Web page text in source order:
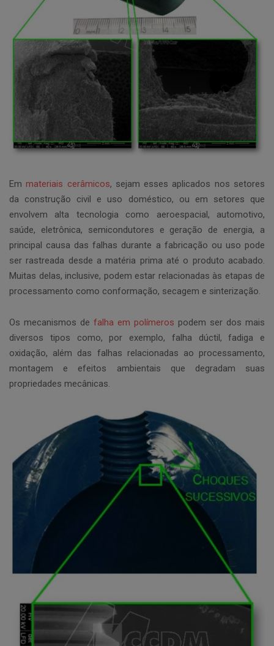
Em materiais cerâmicos, sejam esses aplicados nos setores
da construção civil e uso doméstico, ou em setores que
envolvem alta tecnologia como aeroespacial, automotivo,
saúde, eletrônica, semicondutores e geração de energia, a
principal causa das falhas durante a fabricação ou uso pode
ser rastreada desde a matéria prima até o produto acabado.
Muitas delas, inclusive, podem estar relacionadas às etapas de
processamento como conformação, secagem e sinterização.
Os mecanismos de falha em polímeros podem ser dos mais
diversos tipos como, por exemplo, falha dúctil, fadiga e
oxidação, além das falhas relacionadas ao processamento,
montagem e efeitos ambientais que degradam suas
propriedades mecânicas.